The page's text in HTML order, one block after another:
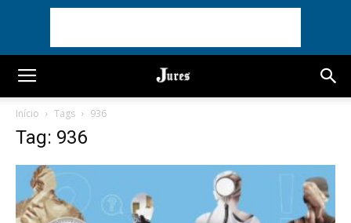
Início Tags 936
Tag: 936